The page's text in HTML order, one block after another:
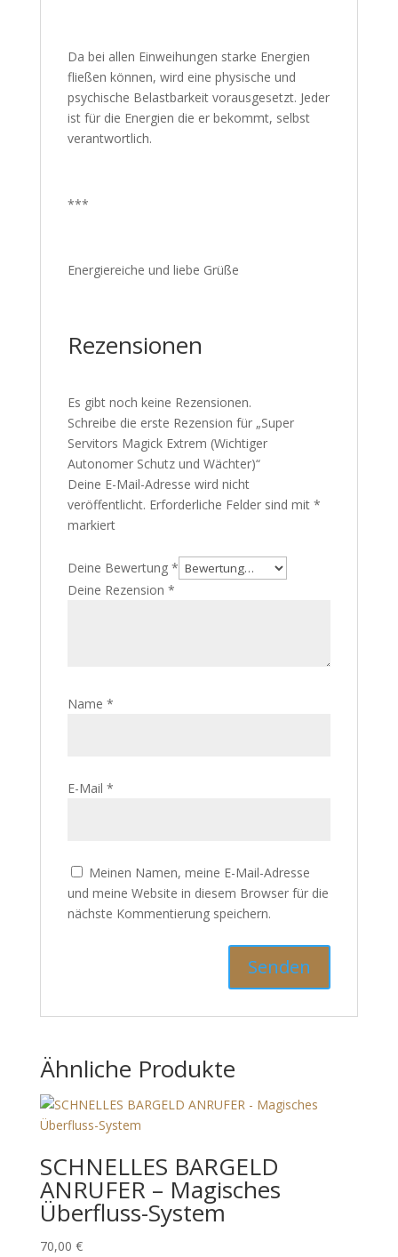
Da bei allen Einweihungen starke Energien
fließen können, wird eine physische und
psychische Belastbarkeit vorausgesetzt. Jeder
ist für die Energien die er bekommt, selbst
verantwortlich.
***
Energiereiche und liebe Grüße
Rezensionen
Es gibt noch keine Rezensionen.
Schreibe die erste Rezension für „Super
Servitors Magick Extrem (Wichtiger
Autonomer Schutz und Wächter)“
Deine E-Mail-Adresse wird nicht
veröffentlicht. Erforderliche Felder sind mit *
markiert
Deine Bewertung *
Deine Rezension *
Name *
E-Mail *
Meinen Namen, meine E-Mail-Adresse
und meine Website in diesem Browser für die
nächste Kommentierung speichern.
Ähnliche Produkte
SCHNELLES BARGELD
ANRUFER – Magisches
Überfluss-System
70,00 €